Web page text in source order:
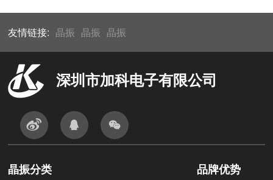
友情链接: 晶振 晶振 晶振
深圳市加科电子有限公司
晶振分类 品牌优势